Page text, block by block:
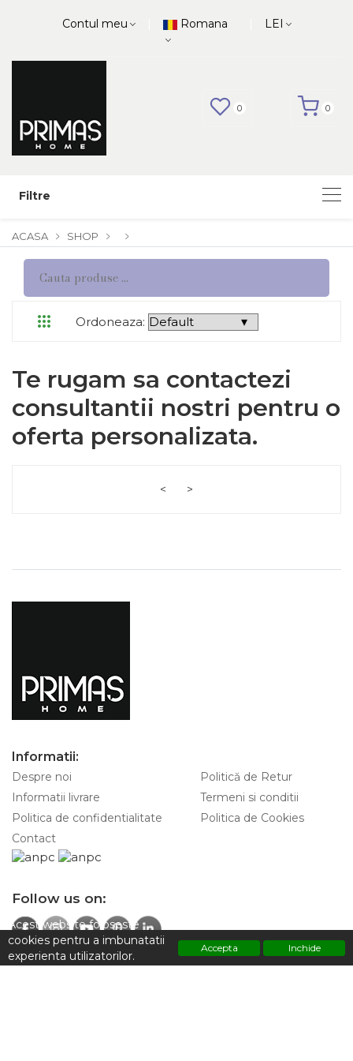
Contul meu Romana LEI
0 0
Filtre
ACASA SHOP
Ordoneaza:
Te rugam sa contactezi
consultantii nostri pentru o
oferta personalizata.
< >
Acest website foloseste
cookies pentru a imbunatatii
experienta utilizatorilor.
Accepta Inchide
Informatii:
Despre noi
Politică de Retur
Informatii livrare
Termeni si conditii
Politica de confidentialitate
Politica de Cookies
Contact
Follow us on:
Contacteaza-ne pentru informatii: